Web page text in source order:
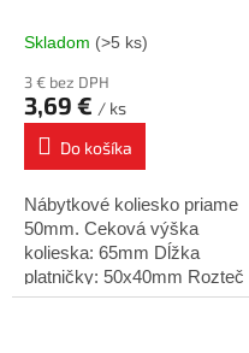
Skladom (>5 ks)
3 € bez DPH
3,69 € / ks
Do košíka
Nábytkové koliesko priame
50mm. Ceková výška
kolieska: 65mm Dĺžka
platničky: 50x40mm Rozteč
planičky: 25mm Nosnosť: